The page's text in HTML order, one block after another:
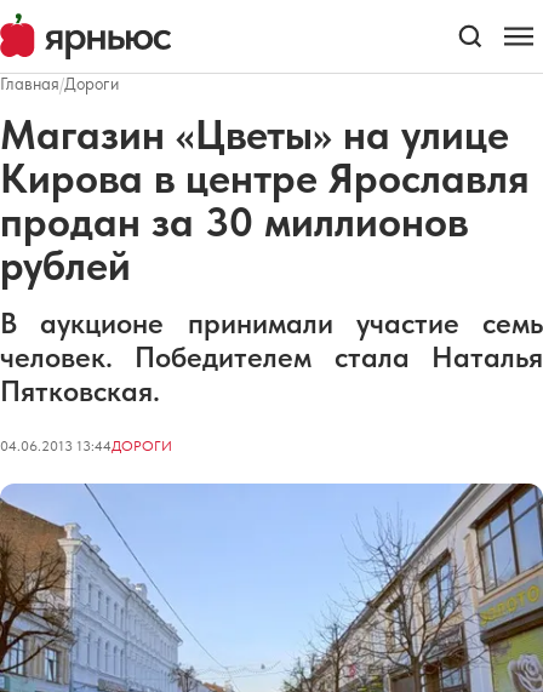
Главная/Дороги
Магазин «Цветы» на улице
Кирова в центре Ярославля
продан за 30 миллионов
рублей
В аукционе принимали участие семь
человек. Победителем стала Наталья
Пятковская.
04.06.2013 13:44ДОРОГИ